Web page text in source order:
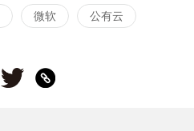
微软 公有云